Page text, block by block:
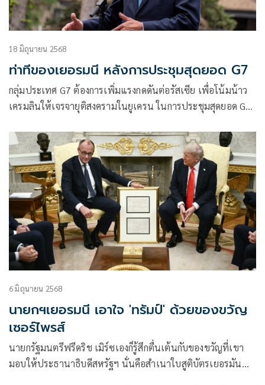
18 มิถุนายน 2568
ท่าทีของเยอรมนี หลังการประชุมสุดยอด G7
กลุ่มประเทศ G7 ต้องการเพิ่มแรงกดดันต่อรัสเซีย เพื่อโน้มน้าว
เครมลินให้เจรจายุติสงครามในยูเครน ในการประชุมสุดยอด G7
6 มิถุนายน 2568
นายกฯเยอรมนี เอาใจ 'ทรัมป์' ด้วยของขวัญ
เซอร์ไพรส์
นายกรัฐมนตรีฟรีดริช เมิร์ซเองก็รู้สึกตื่นเต้นกับของขวัญที่เขา
มอบให้ประธานาธิบดีสหรัฐฯ นั่นคือสำเนาใบสูติบัตรเยอรมัน